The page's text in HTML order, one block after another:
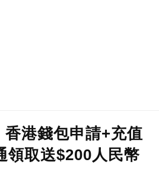
香港錢包申請+充值
領取送$200人民幣